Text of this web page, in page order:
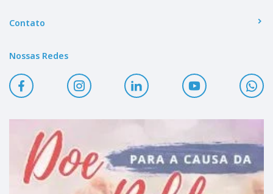
Contato
Nossas Redes